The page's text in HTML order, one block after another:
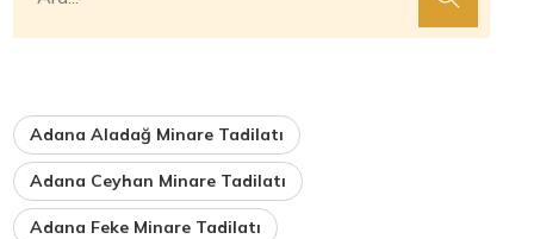
Adana Aladağ Minare Tadilatı
Adana Ceyhan Minare Tadilatı
Adana Feke Minare Tadilatı